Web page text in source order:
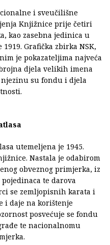
i sveučilišne
Knjižnice prije četiri
kao zasebna jedinica u
Grafička zbirka NSK,
je pokazateljima najveća
djela velikih imena
su fondu i djela
utemeljena je 1945.
Nastala je odabirom
obveznog primjerka, iz
te darova
se zemljopisnih karata i
i daje na korištenje
posvećuje se fondu
te nacionalnomu